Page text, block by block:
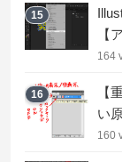
15
【
164
16
【
い
160